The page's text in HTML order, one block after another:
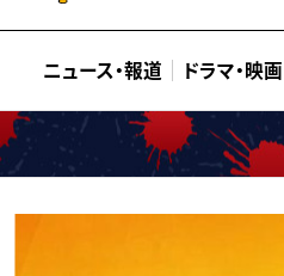
ニュース・報道 ドラマ・映画